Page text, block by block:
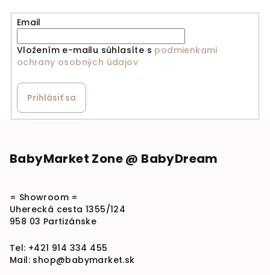
Email
Vložením e-mailu súhlasíte s podmienkami
ochrany osobných údajov
Prihlásiť sa
BabyMarket Zone @ BabyDream
= Showroom =
Uherecká cesta 1355/124
958 03 Partizánske
Tel: +421 914 334 455
Mail: shop@babymarket.sk